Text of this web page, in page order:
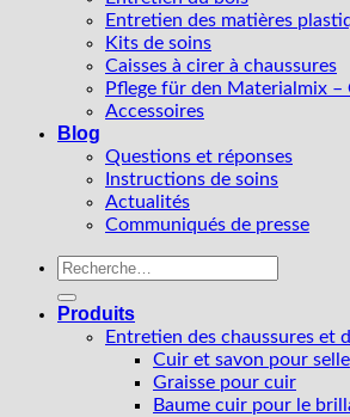
Entretien des matières
Kits de soins
Caisses à cirer à chaussures
Pflege für den Materialmix
Accessoires
Blog
Questions et réponses
Instructions de soins
Actualités
Communiqués de presse
Recherche
Produits
Entretien des chaussures et
Cuir et savon pour selle
Graisse pour cuir
Baume cuir pour le